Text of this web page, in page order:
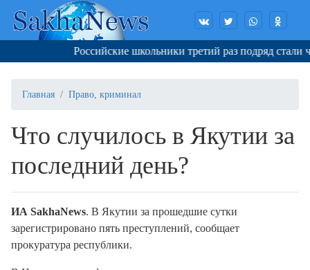
Российские школьники третий раз подряд стали
Главная Право, криминал
Что случилось в Якутии за
последний день?
ИА SakhaNews. В Якутии за прошедшие сутки
зарегистрировано пять преступлений, сообщает
прокуратура республики.